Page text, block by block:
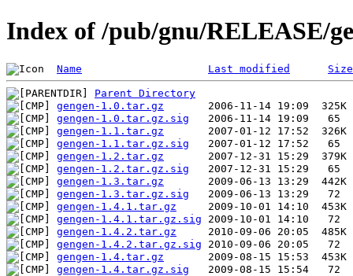
Index of /pub/gnu/RELEASE/
Name Last modified Size
Parent Directory
gengen-1.0.tar.gz
gengen-1.0.tar.gz.sig
gengen-1.1.tar.gz
gengen-1.1.tar.gz.sig
gengen-1.2.tar.gz
gengen-1.2.tar.gz.sig
gengen-1.3.tar.gz
gengen-1.3.tar.gz.sig
gengen-1.4.1.tar.gz
gengen-1.4.1.tar.gz.sig
gengen-1.4.2.tar.gz
gengen-1.4.2.tar.gz.sig
gengen-1.4.tar.gz
gengen-1.4.tar.gz.sig